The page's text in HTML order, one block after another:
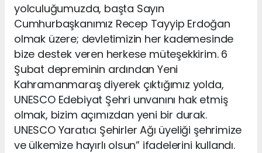
yolculuğumuzda, başta Sayın
Cumhurbaşkanımız Recep Tayyip Erdoğan
olmak üzere; devletimizin her kademesinde
bize destek veren herkese müteşekkirim. 6
Şubat depreminin ardından Yeni
Kahramanmaraş diyerek çıktığımız yolda,
UNESCO Edebiyat Şehri unvanını hak etmiş
olmak, bizim açımızdan yeni bir durak.
UNESCO Yaratıcı Şehirler Ağı üyeliği şehrimize
ve ülkemize hayırlı olsun” ifadelerini kullandı.